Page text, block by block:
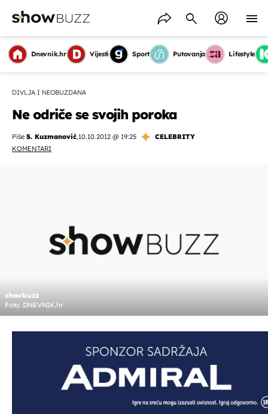
Dnevnik.hr Vijesti Sport Putovanja Lifestyle
DIVLJA I NEOBUZDANA
Ne odriče se svojih poroka
Piše S. Kuzmanović,10.10.2012 @ 19:25
CELEBRITY
KOMENTARI
showbuzz
Foto: DNEVNIK.hr
OMOGUĆI OBAVIJESTI